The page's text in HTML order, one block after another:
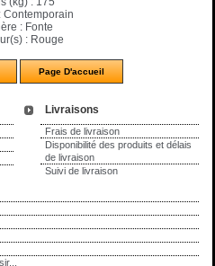
Livraisons
Frais de livraison
Disponibilité des produits et délais
de livraison
Suivi de livraison
Contemporain
: Fonte
: Rouge